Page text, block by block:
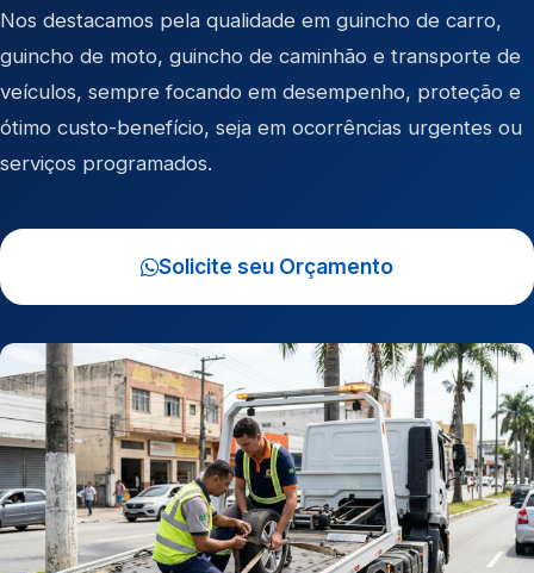
Nos destacamos pela qualidade em guincho de carro,
guincho de moto, guincho de caminhão e transporte de
veículos, sempre focando em desempenho, proteção e
ótimo custo-benefício, seja em ocorrências urgentes ou
serviços programados.
Solicite seu Orçamento